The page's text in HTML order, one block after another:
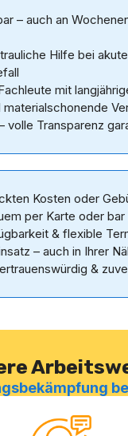
– auch an
Hilfe bei
mit
volle Transparenz
Kosten oder
per Karte oder
& flexible
– auch in Ihrer
&